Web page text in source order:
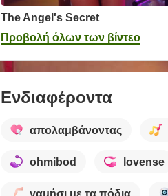
The Angel's Secret
Προβολή όλων των βίντεο
Ενδιαφέροντα
απολαμβάνοντας
ohmibod lovense
γαμήσι με τα πόδια